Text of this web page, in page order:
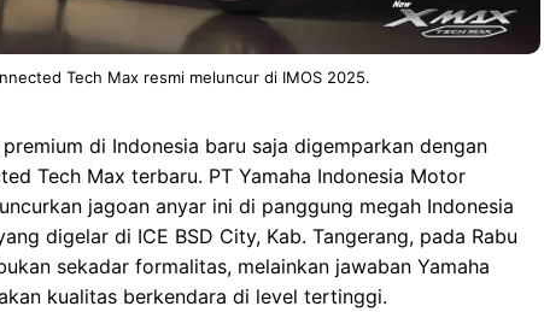
Tech Max resmi meluncur di IMOS 2025.
di Indonesia baru saja digemparkan dengan
Tech Max terbaru. PT Yamaha Indonesia Motor
jagoan anyar ini di panggung megah Indonesia
digelar di ICE BSD City, Kab. Tangerang, pada Rabu
sekadar formalitas, melainkan jawaban Yamaha
kualitas berkendara di level tertinggi.